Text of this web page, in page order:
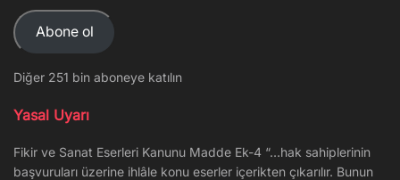
Adresi
Abone ol
Diğer 251 bin aboneye katılın
Yasal Uyarı
Fikir ve Sanat Eserleri Kanunu Madde Ek-4 “…hak sahiplerinin
başvuruları üzerine ihlâle konu eserler içerikten çıkarılır. Bunun